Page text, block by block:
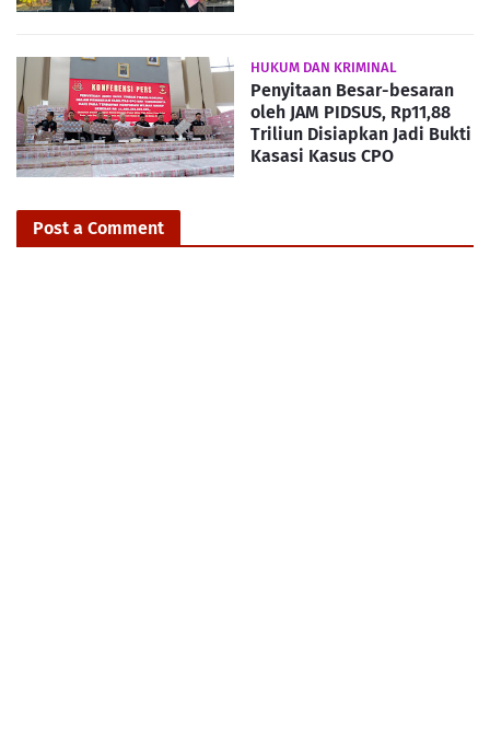
HUKUM DAN KRIMINAL
Penyitaan Besar-besaran
oleh JAM PIDSUS, Rp11,88
Triliun Disiapkan Jadi Bukti
Kasasi Kasus CPO
Post a Comment